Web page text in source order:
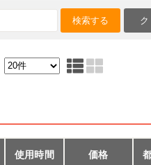
使用時間 価格